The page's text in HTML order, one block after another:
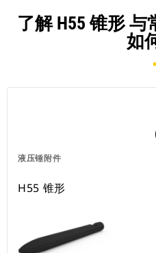
了解 H55 锥形
如
液压锤附件
H55 锥形